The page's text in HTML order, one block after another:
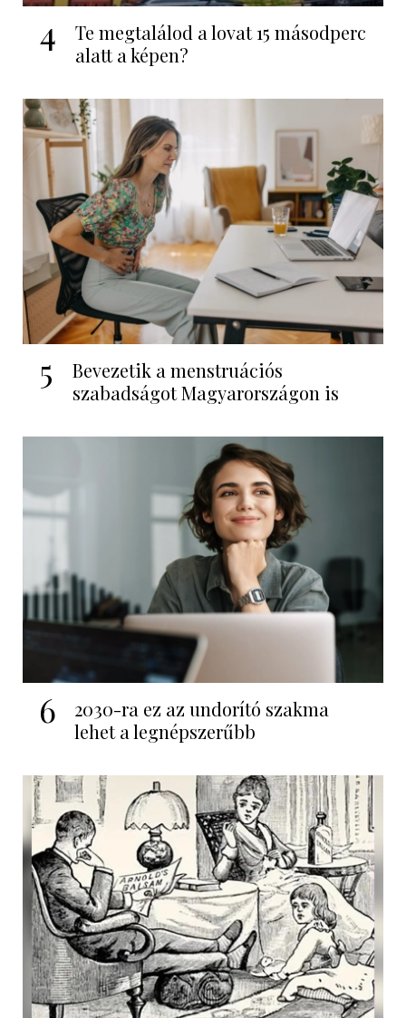
4
Te megtalálod a lovat 15 másodperc
alatt a képen?
5
Bevezetik a menstruációs
szabadságot Magyarországon is
6
2030-ra ez az undorító szakma
lehet a legnépszerűbb